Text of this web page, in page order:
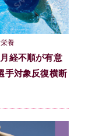
養
経不順が有意
対象反復横断